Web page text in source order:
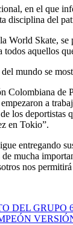
en el que
disciplina del
World Skate,
aquellos
mundo se
Colombiana
a
los
en Tokio”.
entregando
mucha
nos
DEL